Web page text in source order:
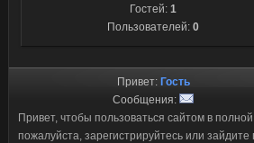
Гостей: 1
Пользователей: 0
Привет: Гость
Сообщения:
Привет, чтобы пользоваться сайтом в
пожалуйста, зарегистрируйтесь или зайдите